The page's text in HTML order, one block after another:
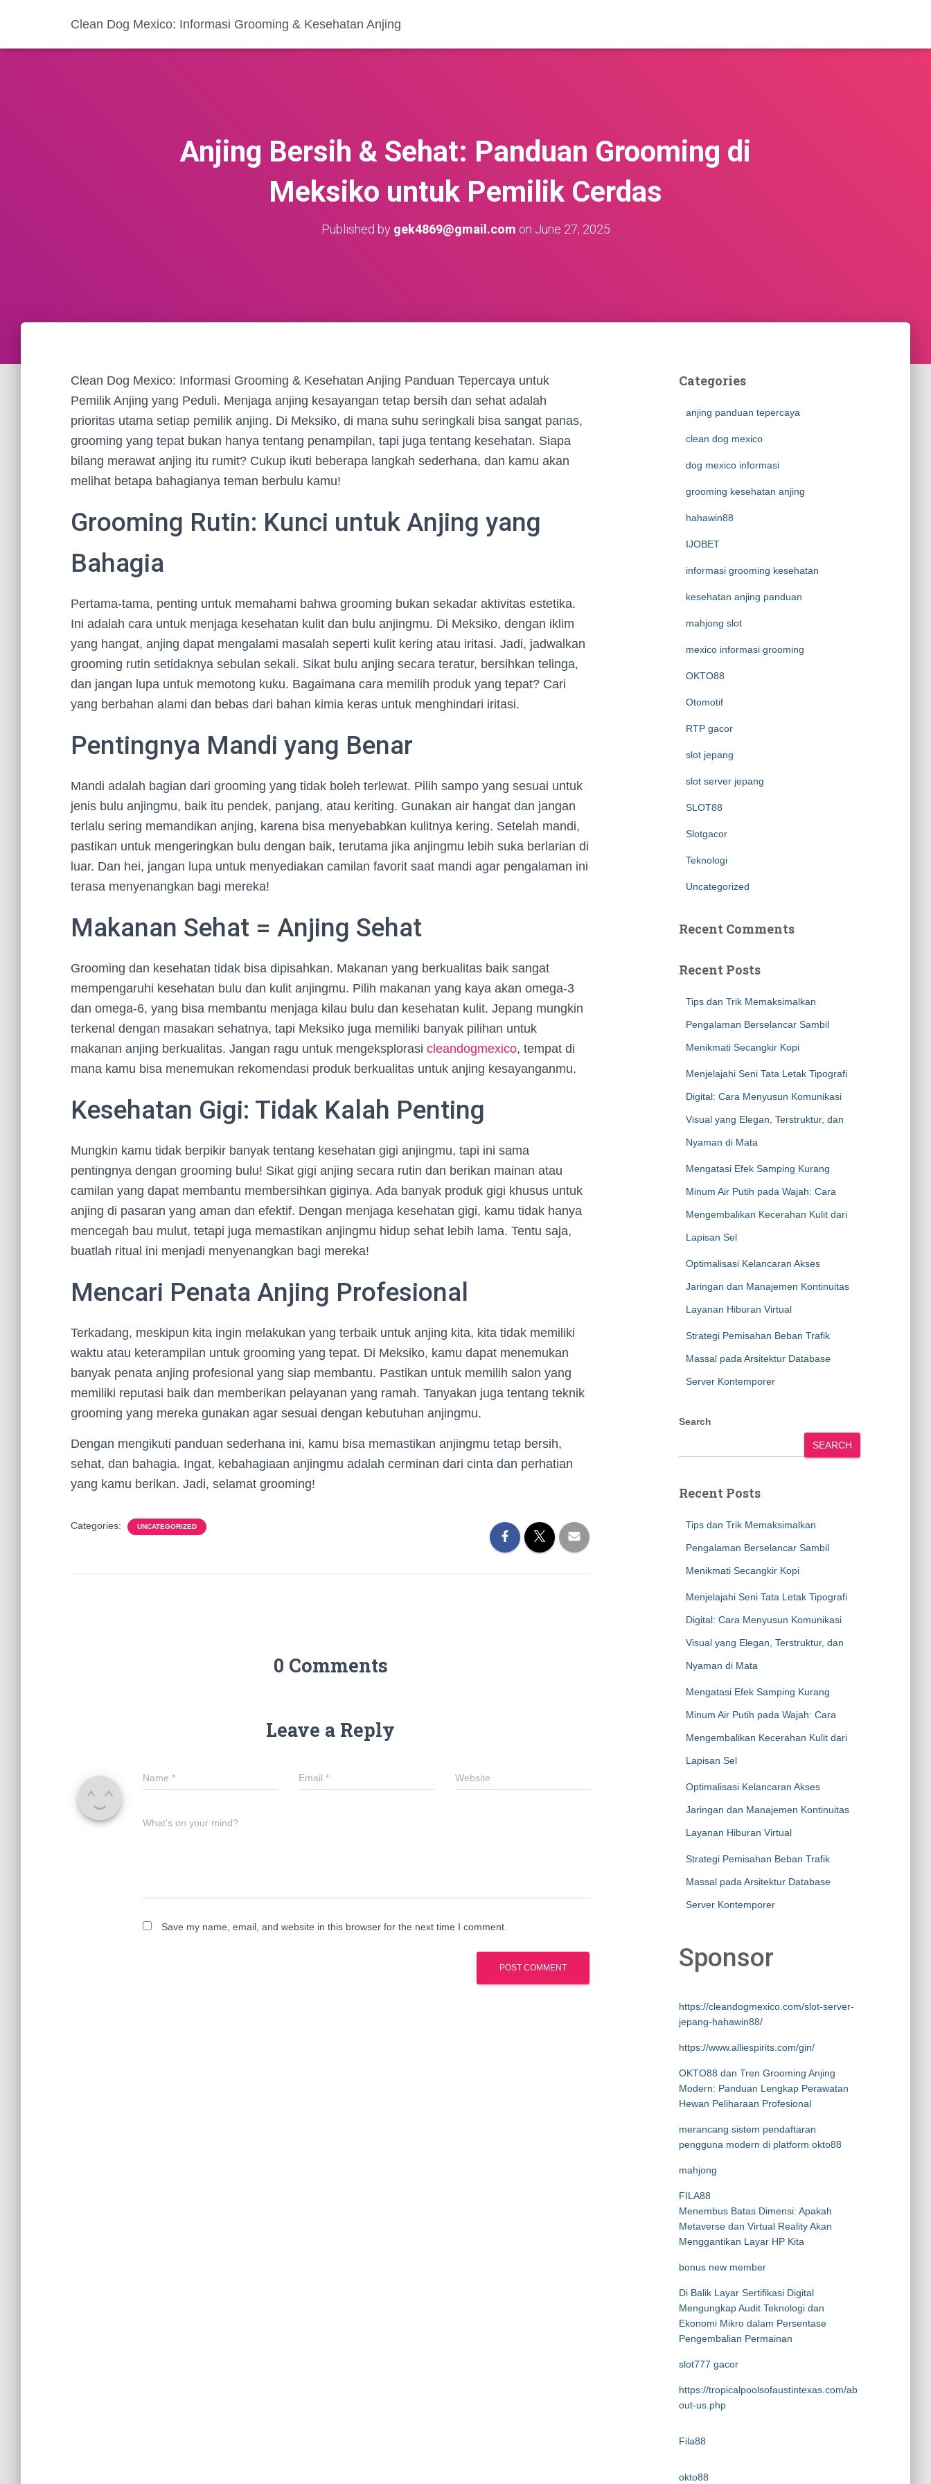
Clean Dog Mexico: Informasi Grooming & Kesehatan Anjing
Anjing Bersih & Sehat: Panduan Grooming di
Meksiko untuk Pemilik Cerdas
Published by gek4869@gmail.com on June 27, 2025
Clean Dog Mexico: Informasi Grooming & Kesehatan Anjing Panduan Tepercaya untuk
Pemilik Anjing yang Peduli. Menjaga anjing kesayangan tetap bersih dan sehat adalah
prioritas utama setiap pemilik anjing. Di Meksiko, di mana suhu seringkali bisa sangat panas,
grooming yang tepat bukan hanya tentang penampilan, tapi juga tentang kesehatan. Siapa
bilang merawat anjing itu rumit? Cukup ikuti beberapa langkah sederhana, dan kamu akan
melihat betapa bahagianya teman berbulu kamu!
Grooming Rutin: Kunci untuk Anjing yang
Bahagia
Pertama-tama, penting untuk memahami bahwa grooming bukan sekadar aktivitas estetika.
Ini adalah cara untuk menjaga kesehatan kulit dan bulu anjingmu. Di Meksiko, dengan iklim
yang hangat, anjing dapat mengalami masalah seperti kulit kering atau iritasi. Jadi, jadwalkan
grooming rutin setidaknya sebulan sekali. Sikat bulu anjing secara teratur, bersihkan telinga,
dan jangan lupa untuk memotong kuku. Bagaimana cara memilih produk yang tepat? Cari
yang berbahan alami dan bebas dari bahan kimia keras untuk menghindari iritasi.
Pentingnya Mandi yang Benar
Mandi adalah bagian dari grooming yang tidak boleh terlewat. Pilih sampo yang sesuai untuk
jenis bulu anjingmu, baik itu pendek, panjang, atau keriting. Gunakan air hangat dan jangan
terlalu sering memandikan anjing, karena bisa menyebabkan kulitnya kering. Setelah mandi,
pastikan untuk mengeringkan bulu dengan baik, terutama jika anjingmu lebih suka berlarian di
luar. Dan hei, jangan lupa untuk menyediakan camilan favorit saat mandi agar pengalaman ini
terasa menyenangkan bagi mereka!
Makanan Sehat = Anjing Sehat
Grooming dan kesehatan tidak bisa dipisahkan. Makanan yang berkualitas baik sangat
mempengaruhi kesehatan bulu dan kulit anjingmu. Pilih makanan yang kaya akan omega-3
dan omega-6, yang bisa membantu menjaga kilau bulu dan kesehatan kulit. Jepang mungkin
terkenal dengan masakan sehatnya, tapi Meksiko juga memiliki banyak pilihan untuk
makanan anjing berkualitas. Jangan ragu untuk mengeksplorasi cleandogmexico, tempat di
mana kamu bisa menemukan rekomendasi produk berkualitas untuk anjing kesayanganmu.
Kesehatan Gigi: Tidak Kalah Penting
Mungkin kamu tidak berpikir banyak tentang kesehatan gigi anjingmu, tapi ini sama
pentingnya dengan grooming bulu! Sikat gigi anjing secara rutin dan berikan mainan atau
camilan yang dapat membantu membersihkan giginya. Ada banyak produk gigi khusus untuk
anjing di pasaran yang aman dan efektif. Dengan menjaga kesehatan gigi, kamu tidak hanya
mencegah bau mulut, tetapi juga memastikan anjingmu hidup sehat lebih lama. Tentu saja,
buatlah ritual ini menjadi menyenangkan bagi mereka!
Mencari Penata Anjing Profesional
Terkadang, meskipun kita ingin melakukan yang terbaik untuk anjing kita, kita tidak memiliki
waktu atau keterampilan untuk grooming yang tepat. Di Meksiko, kamu dapat menemukan
banyak penata anjing profesional yang siap membantu. Pastikan untuk memilih salon yang
memiliki reputasi baik dan memberikan pelayanan yang ramah. Tanyakan juga tentang teknik
grooming yang mereka gunakan agar sesuai dengan kebutuhan anjingmu.
Dengan mengikuti panduan sederhana ini, kamu bisa memastikan anjingmu tetap bersih,
sehat, dan bahagia. Ingat, kebahagiaan anjingmu adalah cerminan dari cinta dan perhatian
yang kamu berikan. Jadi, selamat grooming!
Categories: UNCATEGORIZED
0 Comments
Leave a Reply
Name * Email* Website
What's on your mind?
Save my name, email, and website in this browser for the next time I comment.
Categories
anjing panduan tepercaya
clean dog mexico
dog mexico informasi
grooming kesehatan anjing
hahawin88
IJOBET
informasi grooming kesehatan
kesehatan anjing panduan
mahjong slot
mexico informasi grooming
OKTO88
Otomotif
RTP gacor
slot jepang
slot server jepang
SLOT88
Slotgacor
Teknologi
Uncategorized
Recent Comments
Recent Posts
Tips dan Trik Memaksimalkan
Pengalaman Berselancar Sambil
Menikmati Secangkir Kopi
Menjelajahi Seni Tata Letak Tipografi
Digital: Cara Menyusun Komunikasi
Visual yang Elegan, Terstruktur, dan
Nyaman di Mata
Mengatasi Efek Samping Kurang
Minum Air Putih pada Wajah: Cara
Mengembalikan Kecerahan Kulit dari
Lapisan Sel
Optimalisasi Kelancaran Akses
Jaringan dan Manajemen Kontinuitas
Layanan Hiburan Virtual
Strategi Pemisahan Beban Trafik
Massal pada Arsitektur Database
Server Kontemporer
Search
SEARCH
Recent Posts
Tips dan Trik Memaksimalkan
Pengalaman Berselancar Sambil
Menikmati Secangkir Kopi
Menjelajahi Seni Tata Letak Tipografi
Digital: Cara Menyusun Komunikasi
Visual yang Elegan, Terstruktur, dan
Nyaman di Mata
Mengatasi Efek Samping Kurang
Minum Air Putih pada Wajah: Cara
Mengembalikan Kecerahan Kulit dari
Lapisan Sel
Optimalisasi Kelancaran Akses
Jaringan dan Manajemen Kontinuitas
Layanan Hiburan Virtual
Strategi Pemisahan Beban Trafik
Massal pada Arsitektur Database
Server Kontemporer
Sponsor
https://cleandogmexico.com/slot-server-
jepang-hahawin88/
https://www.alliespirits.com/gin/
OKTO88 dan Tren Grooming Anjing
Modern: Panduan Lengkap Perawatan
Hewan Peliharaan Profesional
merancang sistem pendaftaran
pengguna modern di platform okto88
mahjong
FILA88
Menembus Batas Dimensi: Apakah
Metaverse dan Virtual Reality Akan
Menggantikan Layar HP Kita
bonus new member
Di Balik Layar Sertifikasi Digital
Mengungkap Audit Teknologi dan
Ekonomi Mikro dalam Persentase
Pengembalian Permainan
slot777 gacor
https://tropicalpoolsofaustintexas.com/ab
out-us.php
Fila88
okto88